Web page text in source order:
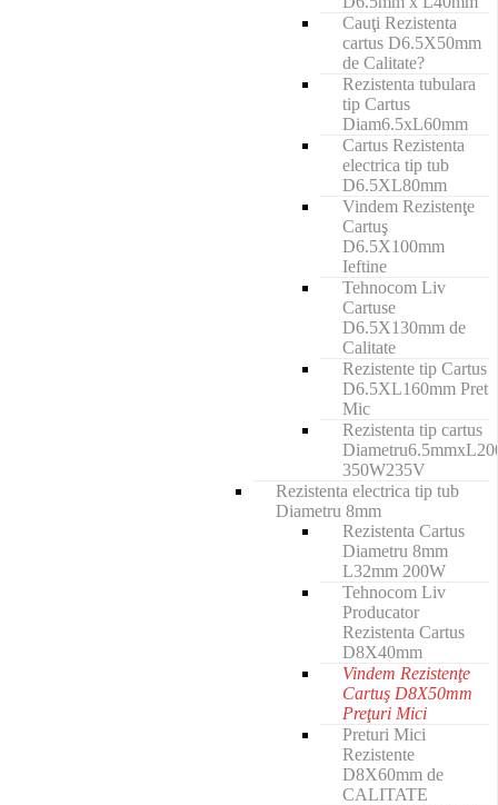
Cauţi Rezistenta
cartus D6.5X50mm
de Calitate?
Rezistenta tubulara
tip Cartus
Diam6.5xL60mm
Cartus Rezistenta
electrica tip tub
D6.5XL80mm
Vindem Rezistenţe
Cartuş
D6.5X100mm
Ieftine
Tehnocom Liv
Cartuse
D6.5X130mm de
Calitate
Rezistente tip Cartus
D6.5XL160mm Pret
Mic
Rezistenta tip cartus
350W235V
Rezistenta electrica tip tub
Diametru 8mm
Rezistenta Cartus
Diametru 8mm
L32mm 200W
Tehnocom Liv
Producator
Rezistenta Cartus
D8X40mm
Vindem Rezistenţe
Cartuş D8X50mm
Preţuri Mici
Preturi Mici
Rezistente
D8X60mm de
CALITATE